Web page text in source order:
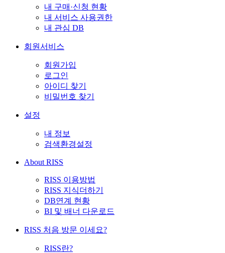
내 구매·신청 현황
내 서비스 사용권한
내 관심 DB
회원서비스
회원가입
로그인
아이디 찾기
비밀번호 찾기
설정
내 정보
검색환경설정
About RISS
RISS 이용방법
RISS 지식더하기
DB연계 현황
BI 및 배너 다운로드
RISS 처음 방문 이세요?
RISS란?